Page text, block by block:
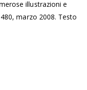
illustrazioni e
marzo 2008. Testo